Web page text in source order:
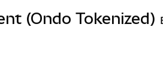
(Ondo Tokenized)